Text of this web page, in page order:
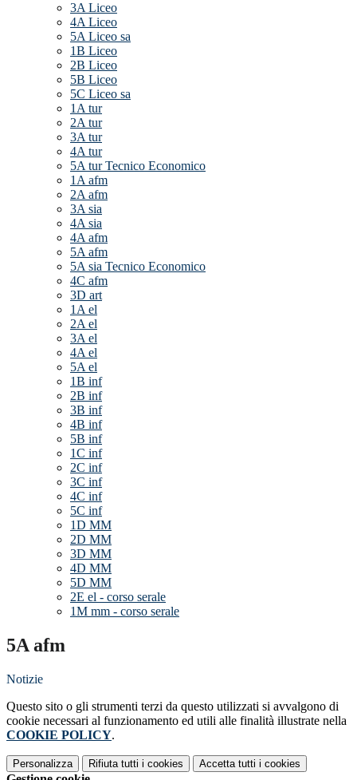
3A Liceo
4A Liceo
5A Liceo sa
1B Liceo
2B Liceo
5B Liceo
5C Liceo sa
1A tur
2A tur
3A tur
4A tur
5A tur Tecnico Economico
1A afm
2A afm
3A sia
4A sia
4A afm
5A afm
5A sia Tecnico Economico
4C afm
3D art
1A el
2A el
3A el
4A el
5A el
1B inf
2B inf
3B inf
4B inf
5B inf
1C inf
2C inf
3C inf
4C inf
5C inf
1D MM
2D MM
3D MM
4D MM
5D MM
2E el - corso serale
1M mm - corso serale
5A afm
Notizie
Questo sito o gli strumenti terzi da questo utilizzati si avvalgono di
cookie necessari al funzionamento ed utili alle finalità illustrate nella
COOKIE POLICY.
Personalizza Rifiuta tutti i cookies Accetta tutti i cookies